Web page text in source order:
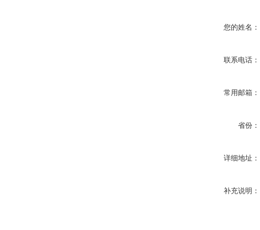
您的姓名：
联系电话：
常用邮箱：
省份：
详细地址：
补充说明：